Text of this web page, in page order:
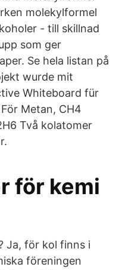
molekylformel
- till skillnad
som ger
Se hela listan på
wurde mit
Whiteboard für
Metan, CH4
Två kolatomer
för kemi
Ja, för kol finns i
föreningen